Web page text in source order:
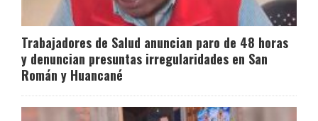
Trabajadores de Salud anuncian paro de 48 horas
y denuncian presuntas irregularidades en San
Román y Huancané